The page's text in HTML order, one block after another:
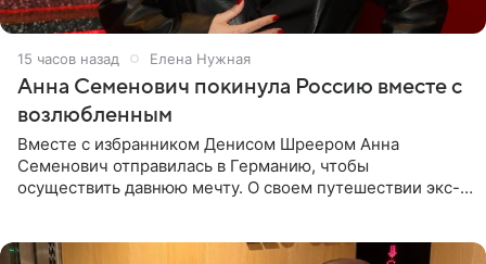
15 часов назад Елена Нужная
Анна Семенович покинула Россию вместе с
возлюбленным
Вместе с избранником Денисом Шреером Анна
Семенович отправилась в Германию, чтобы
осуществить давнюю мечту. О своем путешествии экс-